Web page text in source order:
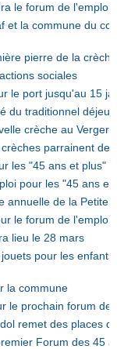
le forum de l'emploi
et la commune du
pierre de la
sociales
le port jusqu'au 15
du traditionnel
crèche au Verger
parrainent
les "45 ans et plus"
pour les "45 ans et
annuelle de la Petite
le forum de l'emploi
lieu le 28 mars
pour les
la commune
le prochain forum de
remet des places
Forum des 45